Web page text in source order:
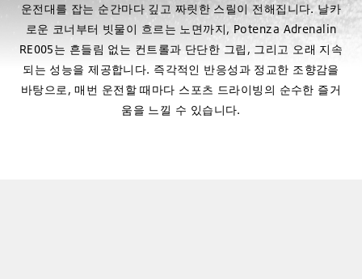
운전대를 잡는 순간마다 깊고 짜릿한 스릴이 전해집니다. 날카
로운 코너부터 빗물이 흐르는 노면까지, Potenza Adrenalin
RE005는 흔들림 없는 컨트롤과 단단한 그립, 그리고 오래 지속
되는 성능을 제공합니다. 즉각적인 반응성과 정교한 조향감을
바탕으로, 매번 운전할 때마다 스포츠 드라이빙의 순수한 즐거
움을 느낄 수 있습니다.